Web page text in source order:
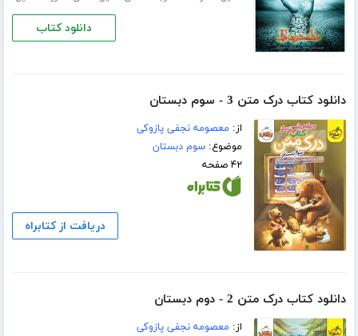
دانلود کتاب
دانلود کتاب درک متن 3 - سوم دبستان
از: معصومه نجفی پازوکی
موضوع:سوم دبستان
۴۲ صفحه
دریافت از کتابراه
دانلود کتاب درک متن 2 - دوم دبستان
از: معصومه نجفی پازوکی